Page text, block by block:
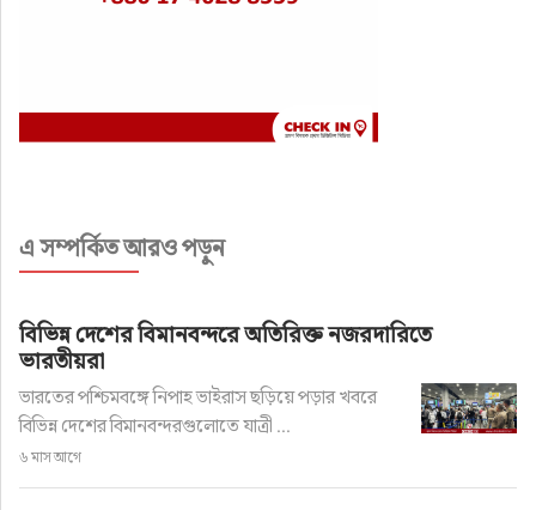
এ সম্পর্কিত আরও পড়ুন
বিভিন্ন দেশের বিমানবন্দরে অতিরিক্ত নজরদারিতে
ভারতীয়রা
ভারতের পশ্চিমবঙ্গে নিপাহ ভাইরাস ছড়িয়ে পড়ার খবরে
বিভিন্ন দেশের বিমানবন্দরগুলোতে যাত্রী ...
৬ মাস আগে